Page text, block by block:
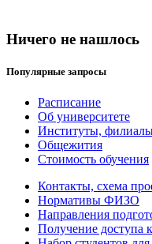
Ничего не нашлось
Популярные запросы
Расписание
Об университете
Институты,
Общежития
Стоимость обучения
Контакты, схема
Нормативы ФИЗО
Направления
Получение доступа